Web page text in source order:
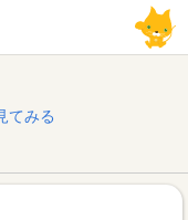
てみる